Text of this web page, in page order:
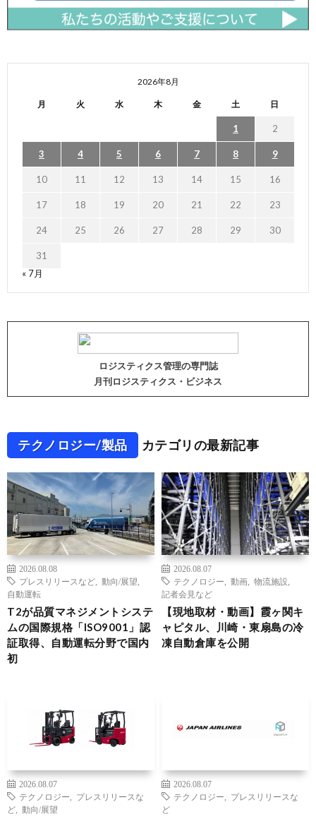
2026年8月
月 火 水 木 金 土 日
1 2
3 4 5 6 7 8 9
10 11 12 13 14 15 16
17 18 19 20 21 22 23
24 25 26 27 28 29 30
31
« 7月
ロジスティクス管理の専門誌
月刊ロジスティクス・ビジネス
テクノロジー/製品 カテゴリの最新記事
2026.08.08
プレスリリースなど
動向/展望
自動運転
T2が品質マネジメントシステ
ムの国際規格「ISO9001」認
証取得、自動運転分野で国内
初
2026.08.07
テクノロジー
動画 物流施設
記者会見など
【現地取材・動画】霞ヶ関キ
ャピタル、川崎・東扇島の冷
凍自動倉庫を公開
2026.08.07
テクノロジー
プレスリリースな
ど
動向/展望
2026.08.07
テクノロジー
プレスリリースな
ど